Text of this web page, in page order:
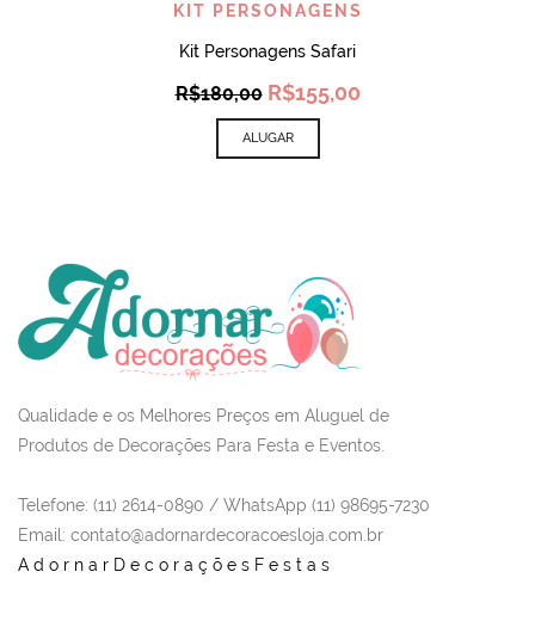
KIT PERSONAGENS
Kit Personagens Safari
R$180,00 Original
price
was:
R$180,00.
R$155,00Current
ALUGAR
Qualidade e os Melhores Preços em Aluguel de
Produtos de Decorações Para Festa e Eventos.
Telefone: (11) 2614-0890 / WhatsApp (11) 98695-7230
Email : contato@adornardecoracoesloja.com.br
AdornarDecoraçõesFestas